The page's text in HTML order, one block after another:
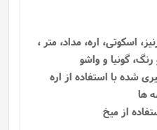
اسکوتی، اره، مداد، متر ،
گونیا و واشو